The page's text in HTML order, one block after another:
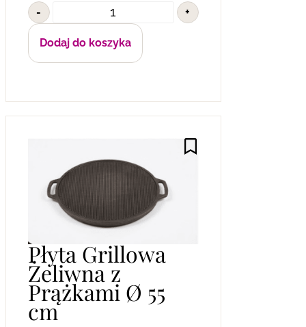
- +
Dodaj do koszyka
Płyta Grillowa
Żeliwna z
Prążkami Ø 55
cm